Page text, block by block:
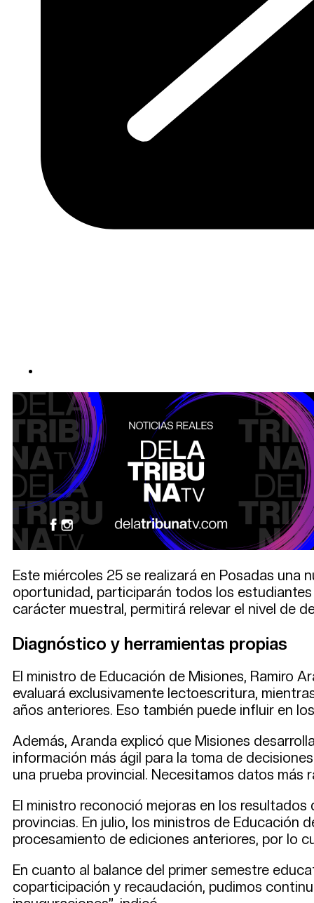
Este miércoles 25 se realizará en Posadas una
oportunidad, participarán todos los
carácter muestral, permitirá relevar el nivel de
Diagnóstico y herramientas propias
El ministro de Educación de Misiones, Ramiro
evaluará exclusivamente lectoescritura,
años anteriores. Eso también puede influir en
Además, Aranda explicó que Misiones
información más ágil para la toma de
una prueba provincial. Necesitamos datos
El ministro reconoció mejoras en los
provincias. En julio, los ministros de Educación
procesamiento de ediciones anteriores, por lo
En cuanto al balance del primer semestre
coparticipación y recaudación, pudimos